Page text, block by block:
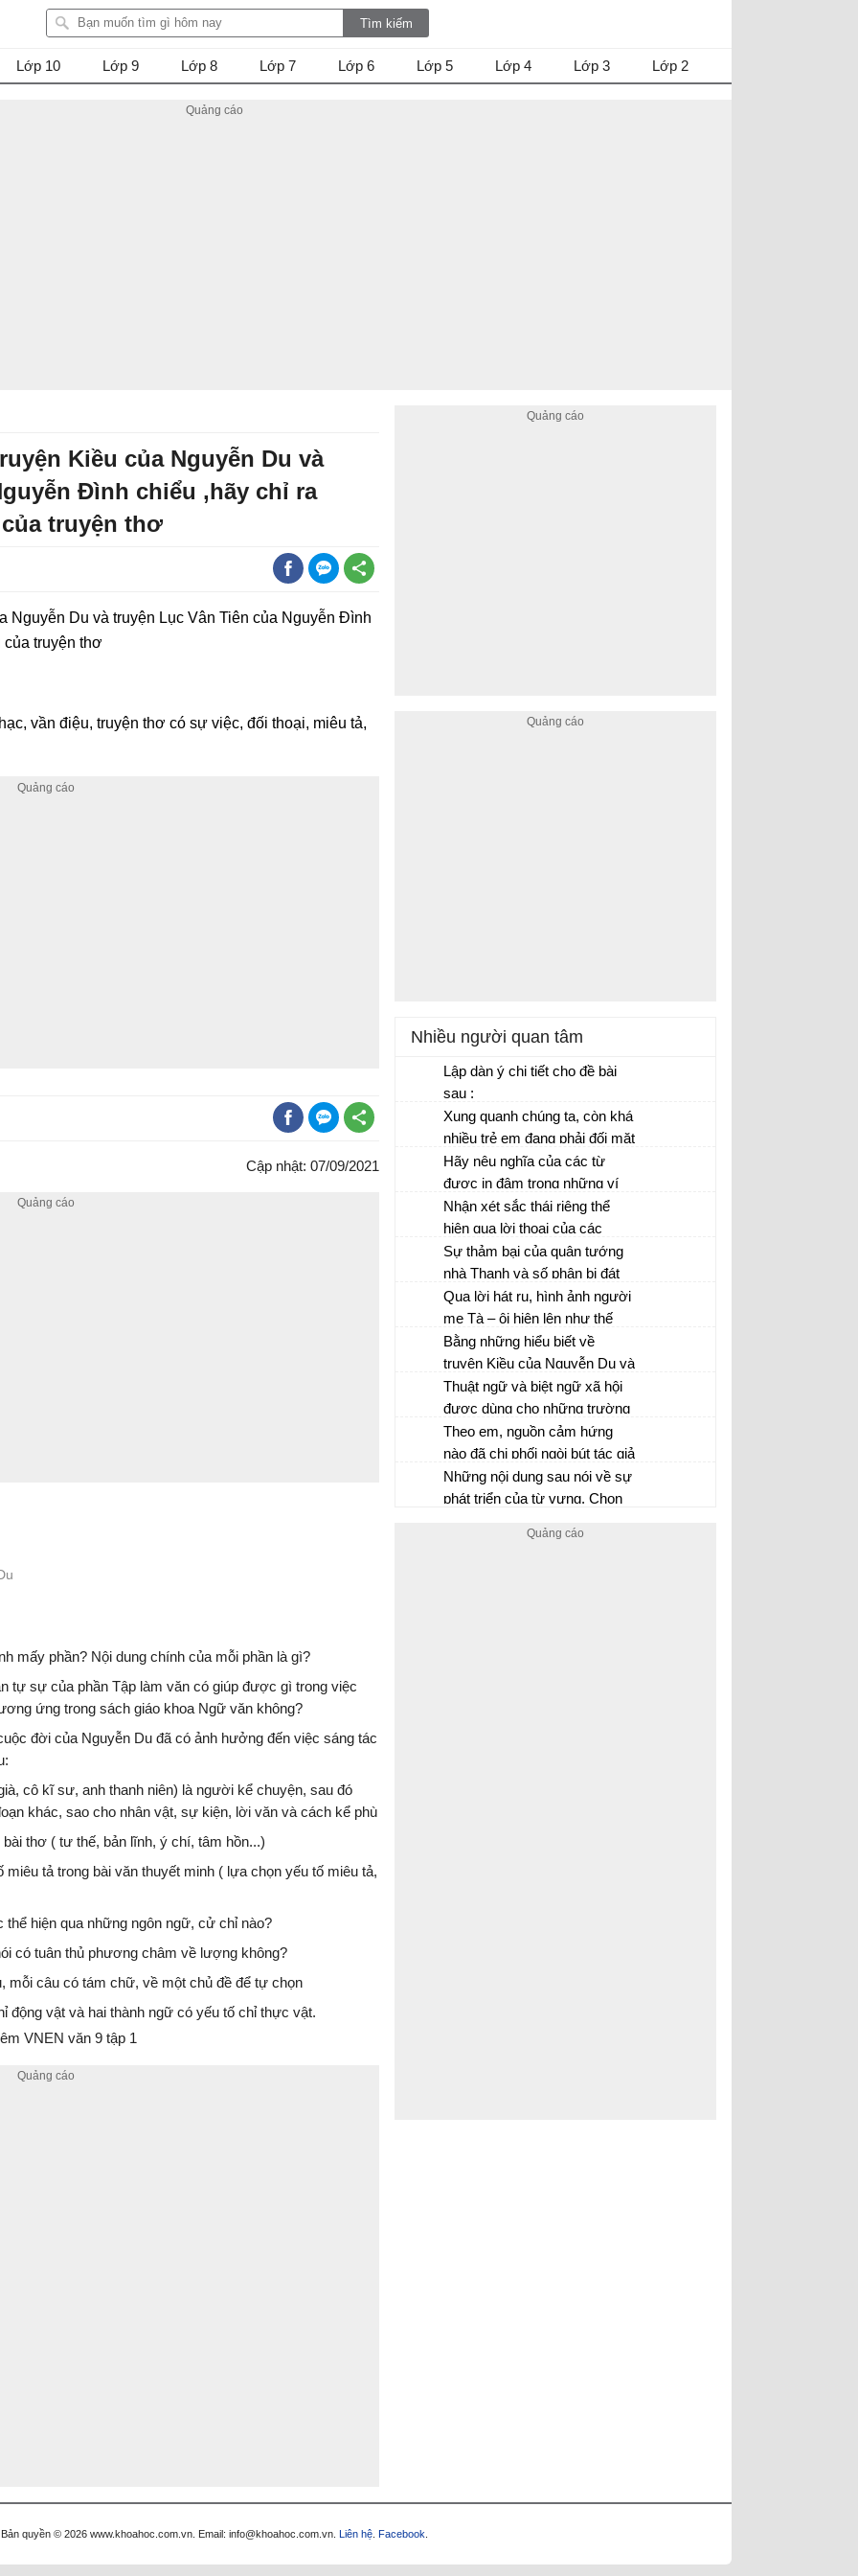
Lớp 10 Lớp 9 Lớp 8 Lớp 7 Lớp 6 Lớp 5 Lớp 4 Lớp 3 Lớp 2
Kiều của Nguyễn Du và
Đình chiểu ,hãy chỉ ra
truyện thơ
Nguyễn Du và truyện Lục Vân Tiên của Nguyễn Đình
truyện thơ
vần điệu, truyện thơ có sự việc, đối thoại, miêu tả,
Cập nhật: 07/09/2021
mấy phần? Nội dung chính của mỗi phần là gì?
tự sự của phần Tập làm văn có giúp được gì trong việc
ứng trong sách giáo khoa Ngữ văn không?
đời của Nguyễn Du đã có ảnh hưởng đến việc sáng tác
cô kĩ sư, anh thanh niên) là người kể chuyện, sau đó
khác, sao cho nhân vật, sự kiện, lời văn và cách kể phù
thơ ( tư thế, bản lĩnh, ý chí, tâm hồn...)
tả trong bài văn thuyết minh ( lựa chọn yếu tố miêu tả,
hiện qua những ngôn ngữ, cử chỉ nào?
có tuân thủ phương châm về lượng không?
mỗi câu có tám chữ, về một chủ đề để tự chọn
động vật và hai thành ngữ có yếu tố chỉ thực vật.
VNEN văn 9 tập 1
Nhiều người quan tâm
Lập dàn ý chi tiết cho đề bài
sau :
Xung quanh chúng ta, còn khá
nhiều trẻ em đang phải đối mặt
với cuộc sống rất khó khăn
cần sự chung tay giúp đỡ của
cộng đồng.
Hãy nêu nghĩa của các từ
được in đậm trong những ví
dụ trên.
Nhận xét sắc thái riêng thể
hiện qua lời thoại của các
nhân vật trong đoạn trích
(Phong Lai, Vân Tiên, Nguyệt
Nga)...
Sự thảm bại của quân tướng
nhà Thanh và số phận bi đát
của vua tôi Lê Chiêu Thống
được khắc họa như thế nào?
Qua lời hát ru, hình ảnh người
mẹ Tà – ôi hiện lên như thế
nào
Bằng những hiểu biết về
truyện Kiều của Nguyễn Du và
truyện Lục Vân Tiên của
Nguyễn Đình chiểu ,hãy chỉ ra
những đặc điểm tiêu biểu của
truyện thơ
Thuật ngữ và biệt ngữ xã hội
được dùng cho những trường
hợp nào? Nêu ví dụ minh họa.
Theo em, nguồn cảm hứng
nào đã chi phối ngòi bút tác giả
khi tạo dựng hình ảnh người
anh hùng dân tộc Quang
Những nội dung sau nói về sự
phát triển của từ vựng. Chọn
Bản quyền © 2026 www.khoahoc.com.vn. Email: info@khoahoc.com.vn. Liên hệ Facebook